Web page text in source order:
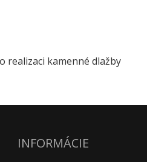
realizaci kamenné dlažby
INFORMÁCIE